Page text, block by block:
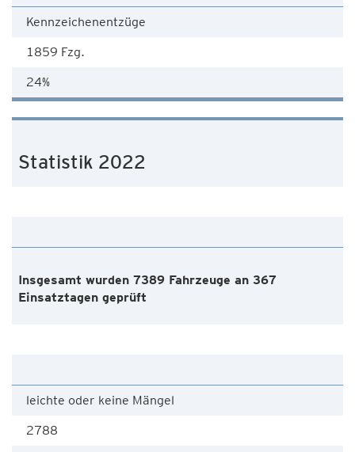
Kennzeichenentzüge
1859 Fzg.
24%
Statistik 2022
Insgesamt wurden 7389 Fahrzeuge an 367
Einsatztagen geprüft
leichte oder keine Mängel
2788